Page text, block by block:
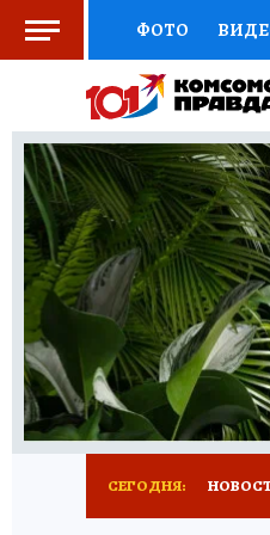
ФОТО
ВЫБОР
КНИЖНАЯ
ПРЕСС-ЦЕНТР
РАДИО КП
СЕГОДНЯ: